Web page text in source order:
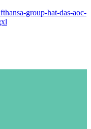
group-hat-das-aoc-